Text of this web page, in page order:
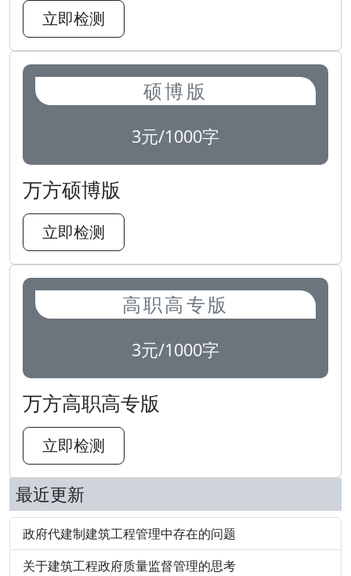
立即检测
硕博版
3元/1000字
万方硕博版
立即检测
高职高专版
3元/1000字
万方高职高专版
立即检测
最近更新
政府代建制建筑工程管理中存在的问题
关于建筑工程政府质量监督管理的思考